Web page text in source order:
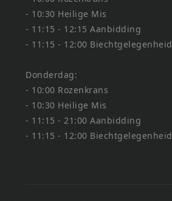
- 10:30 Heilige Mis
- 11:15 - 12:15 Aanbidding
- 11:15 - 12:00 Biechtgelegenheid
Donderdag:
- 10:00 Rozenkrans
- 10:30 Heilige Mis
- 11:15 - 21:00 Aanbidding
- 11:15 - 12:00 Biechtgelegenheid